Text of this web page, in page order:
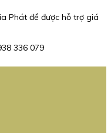
Phát để được hỗ trợ giá
336 079